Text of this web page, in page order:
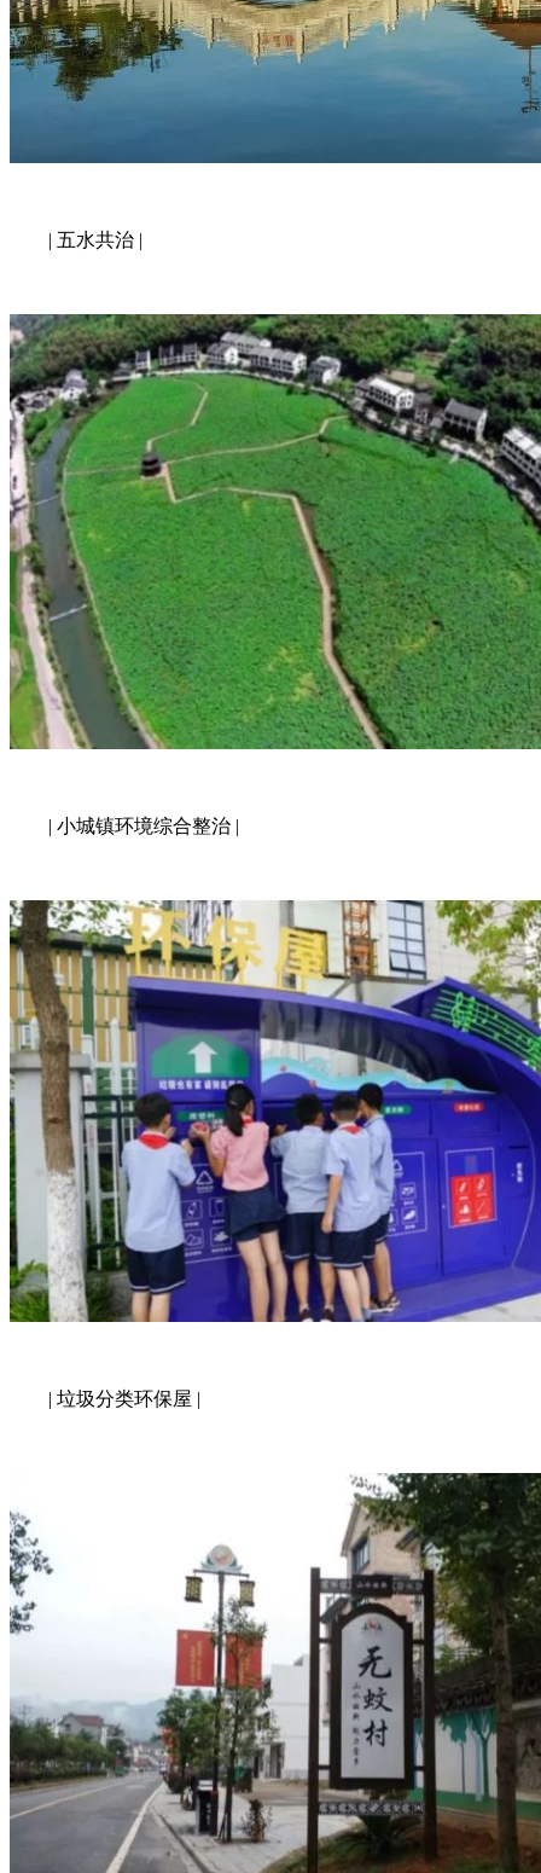
| 五水共治 |
| 小城镇环境综合整治 |
| 垃圾分类环保屋 |